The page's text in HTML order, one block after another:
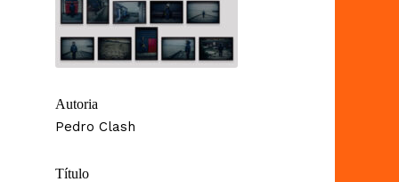
Autoria
Pedro Clash
Título